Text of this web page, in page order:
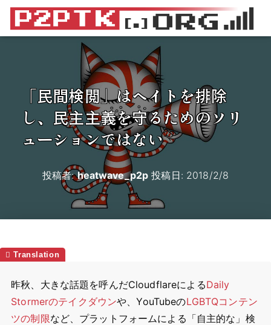
「民間検閲」はヘイトを排除
し、民主主義を守るためのソリ
ューションではない
投稿者:heatwave_p2p 投稿日: 2018/2/8
昨秋、大きな話題を呼んだCloudflareによるDaily
Stormerのテイクダウンや、YouTubeのLGBTQコンテン
ツの制限など、プラットフォームによる「自主的な」検